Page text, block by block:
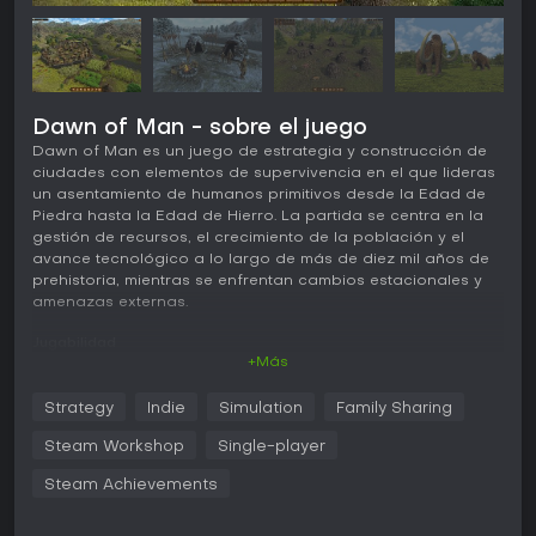
Dawn of Man - sobre el juego
Dawn of Man es un juego de estrategia y construcción de
ciudades con elementos de supervivencia en el que lideras
un asentamiento de humanos primitivos desde la Edad de
Piedra hasta la Edad de Hierro. La partida se centra en la
gestión de recursos, el crecimiento de la población y el
avance tecnológico a lo largo de más de diez mil años de
prehistoria, mientras se enfrentan cambios estacionales y
amenazas externas.
recolectar recursos del entorno como fruta, bayas, madera,
sílex y piedra. Estos materiales sirven para producir comida,
de trabajo permiten asignar tareas concretas, como áreas
+Más
Strategy Indie Simulation Family Sharing
Steam Workshop Single-player
Steam Achievements